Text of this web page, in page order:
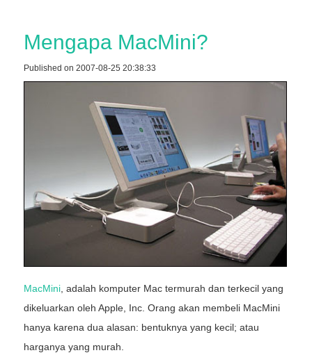
Mengapa MacMini?
Published on 2007-08-25 20:38:33
MacMini, adalah komputer Mac termurah dan terkecil yang
dikeluarkan oleh Apple, Inc. Orang akan membeli MacMini
hanya karena dua alasan: bentuknya yang kecil; atau
harganya yang murah.